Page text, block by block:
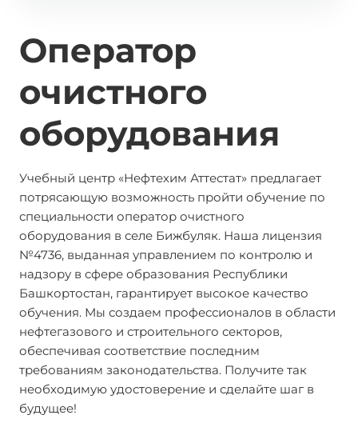
Оператор
очистного
оборудования
Учебный центр «Нефтехим Аттестат» предлагает
потрясающую возможность пройти обучение по
специальности оператор очистного
оборудования в селе Бижбуляк. Наша лицензия
№4736, выданная управлением по контролю и
надзору в сфере образования Республики
Башкортостан, гарантирует высокое качество
обучения. Мы создаем профессионалов в области
нефтегазового и строительного секторов,
обеспечивая соответствие последним
требованиям законодательства. Получите так
необходимую удостоверение и сделайте шаг в
будущее!